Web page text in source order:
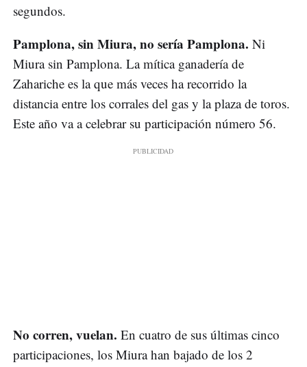
segundos.
Pamplona, sin Miura, no sería Pamplona. Ni
Miura sin Pamplona. La mítica ganadería de
Zahariche es la que más veces ha recorrido la
distancia entre los corrales del gas y la plaza de toros.
Este año va a celebrar su participación número 56.
No corren, vuelan. En cuatro de sus últimas cinco
participaciones, los Miura han bajado de los 2